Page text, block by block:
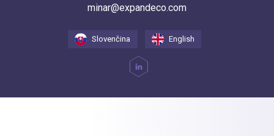
minar@expandeco.com
Slovenčina English